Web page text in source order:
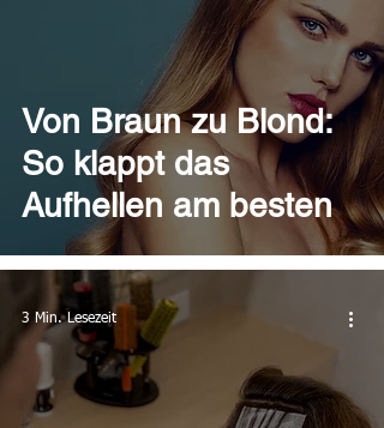
Von Braun zu Blond:
So klappt das
Aufhellen am besten
3 Min. Lesezeit